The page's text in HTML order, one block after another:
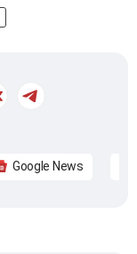
Google News